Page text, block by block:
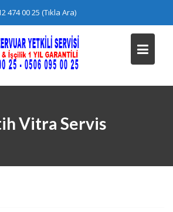
474 00 25 (Tıkla Ara)
Vitra Servis